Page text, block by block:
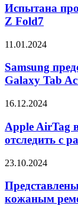
смартфона
Samsung
Galaxy
Fold7
Испытана
Z Fold7
Samsung
неубиваемый
планшет
Galaxy
Active
11.01.2024
Samsung
Galaxy Tab
Apple
второго
поколения
можно
отследить
расстояния
до
16.12.2024
Apple AirTag
отследить с
Представлены
Casio
AE-
1200WHL-
23.10.2024
кожаным